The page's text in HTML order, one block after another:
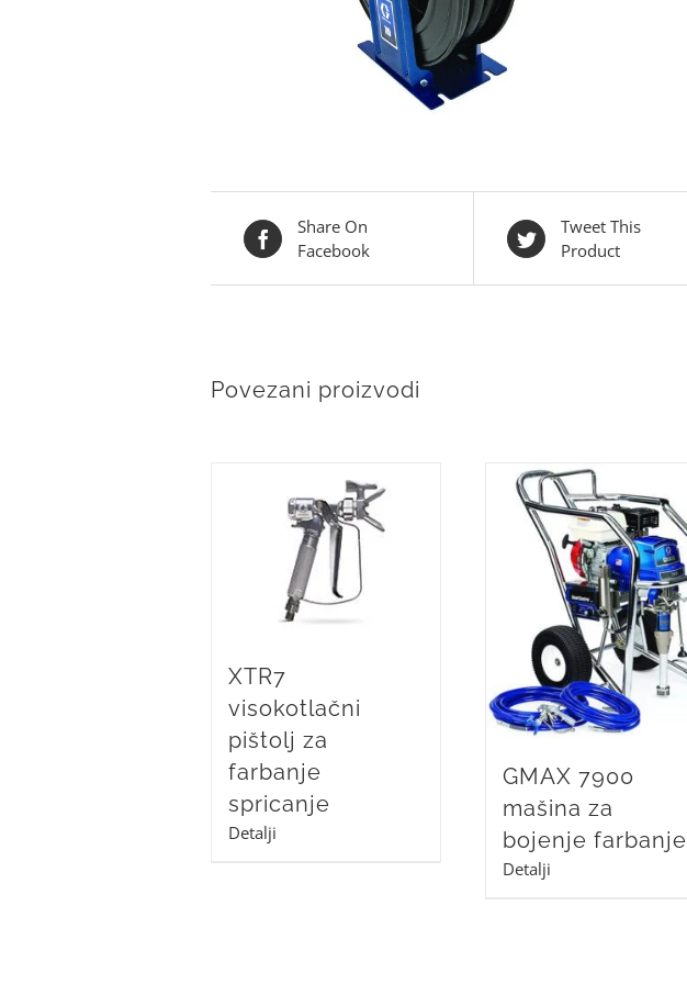
Share On
Facebook
Tweet This
Product
Povezani proizvodi
XTR7
visokotlačni
pištolj za
farbanje
spricanje
Detalji
GMAX 7900
mašina za
bojenje farbanje
Detalji